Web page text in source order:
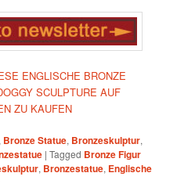
ENGLISCHE BRONZE
SCULPTURE AUF
ZU KAUFEN
Bronze Statue, Bronzeskulptur,
|Tagged Bronze Figur
, Bronzestatue, Englische